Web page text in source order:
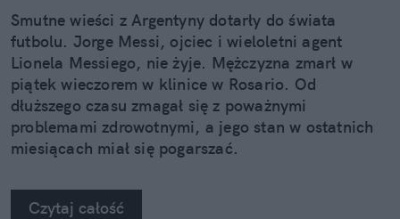
Smutne wieści z Argentyny dotarły do świata
futbolu. Jorge Messi, ojciec i wieloletni agent
Lionela Messiego, nie żyje. Mężczyzna zmarł w
piątek wieczorem w klinice w Rosario. Od
dłuższego czasu zmagał się z poważnymi
problemami zdrowotnymi, a jego stan w ostatnich
miesiącach miał się pogarszać.
Czytaj całość